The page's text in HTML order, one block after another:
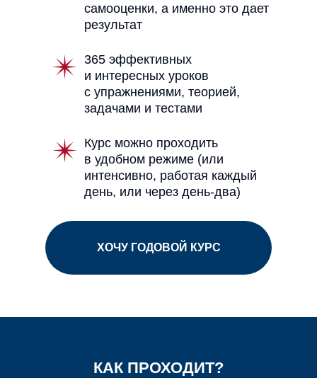
365 эффективных
и интересных уроков
с упражнениями, теорией,
задачами и тестами
самооценки, а именно это дает
результат
Курс можно проходить
в удобном режиме (или
интенсивно, работая каждый
день, или через день-два)
ХОЧУ ГОДОВОЙ КУРС
КАК ПРОХОДИТ?